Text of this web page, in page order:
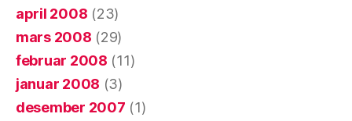
april 2008 (23)
mars 2008 (29)
februar 2008 (11)
januar 2008 (3)
desember 2007 (1)